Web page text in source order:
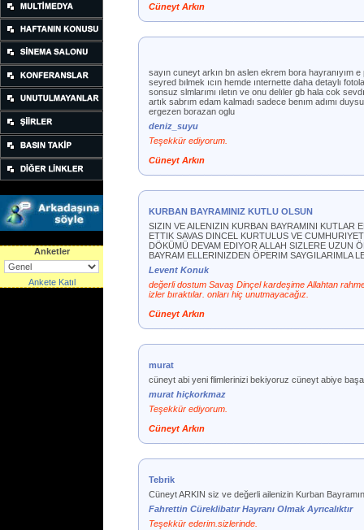
Anketler
Ankete Katıl
Cüneyt Arkın
sayın cuneyt arkın bn aslen ekrem bora hayranıyım
seyred bılmek ıcın hemde ınternette daha detaylı
sonsuz slmlarımı ıletın ve onu delıler gb hala cok
artık sabrım edam kalmadı sadece benım adımı
ergezen borazan oglu
deniz_suyu
Teşekkür ediyorum.
Cüneyt Arkın
KURBAN BAYRAMINIZ KUTLU OLSUN
SIZIN VE AILENIZIN KURBAN BAYRAMINI KUTLAR
ETTIK SAVAS DINCEL KURTULUS VE
DÖKÜMÜ DEVAM EDIYOR ALLAH SIZLERE UZUN
BAYRAM ELLERINIZDEN ÖPERIM SAYGILARIMLA
Levent Konuk
değerli dostum Savaş Dinçel kardeşime Allahtan
izler bıraktılar. onları hiç unutmayacağız.
Cüneyt Arkın
murat
cüneyt abi yeni flimlerinizi bekiyoruz cüneyt abiye
murat hiçkorkmaz
Teşekkür ediyorum.
Cüneyt Arkın
Tebrik
Cüneyt ARKIN siz ve değerli ailenizin Kurban
Fahrettin Cüreklibatır Hayranı Olmak Ayrıcalıktır
Teşekkür ederim.sizlerinde.